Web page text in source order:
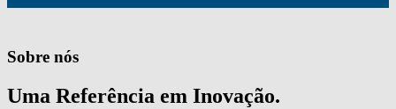
Sobre nós
Uma Referência em Inovação.